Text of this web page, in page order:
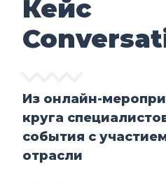
Кейс
Из онлайн-
круга
события с
отрасли